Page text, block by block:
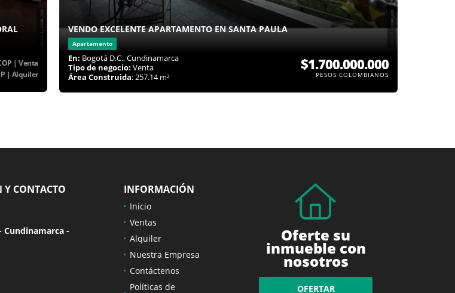
| Venta
| Alquiler
VENDO EXCELENTE APARTAMENTO EN SANTA PAULA
Apartamento
En: Bogotá D.C., Cundinamarca
Tipo de negocio: Venta
Área Construida: 257.14 m²
$1.700.000.000
PESOS COLOMBIANOS
Y CONTACTO
Cundinamarca -
INFORMACIÓN
Inicio
Ventas
Alquiler
Nuestra Empresa
Contáctenos
Políticas de
Oferte su
inmueble con
nosotros
OFERTAR